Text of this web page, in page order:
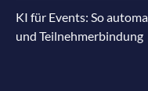
KI für Events: So
und Teilnehmerbindung